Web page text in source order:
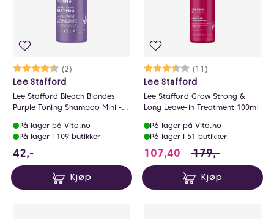
Karakter:
(2)
4.5 av 5 mulige
Lee Stafford
Lee Stafford Bleach Blondes
Purple Toning Shampoo Mini -
På lager på Vita.no
På lager i 109 butikker
42,-
Kjøp
Karakter:
(11)
3.9 av 5 mulige
Lee Stafford
Lee Stafford Grow Strong &
Long Leave-in Treatment 100ml
På lager på Vita.no
På lager i 51 butikker
107,40 107.4 i stedet for
179,-
Kjøp